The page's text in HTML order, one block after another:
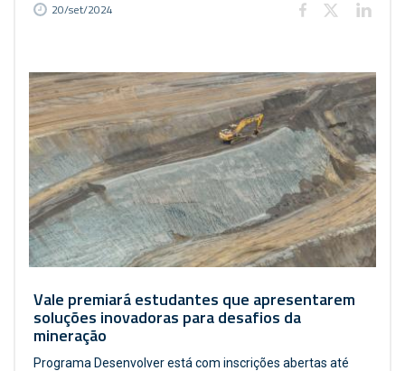
20/set/2024
Vale premiará estudantes que apresentarem
soluções inovadoras para desafios da
mineração
Programa Desenvolver está com inscrições abertas até